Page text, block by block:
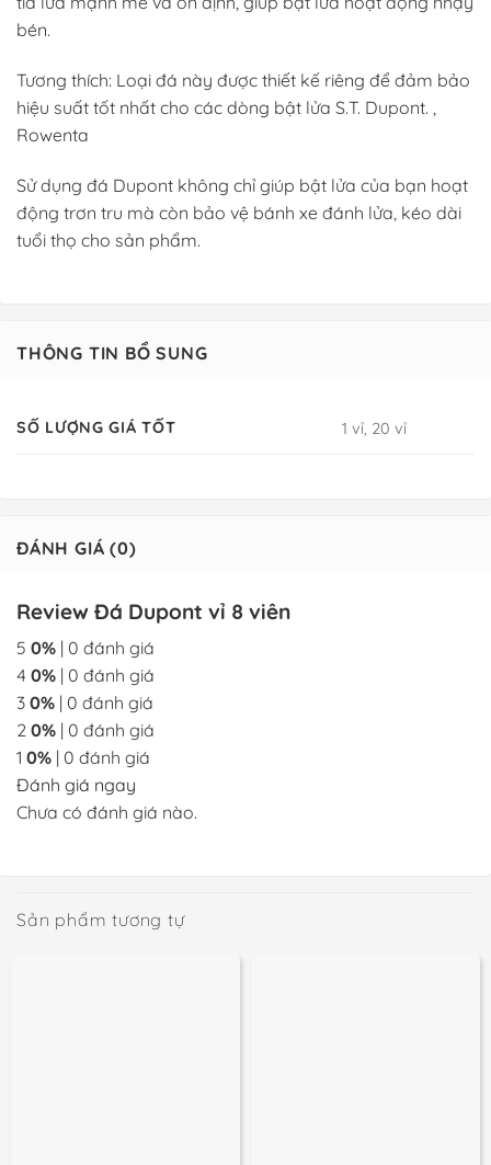
bén.
Tương thích: Loại đá này được thiết kế riêng để đảm bảo
hiệu suất tốt nhất cho các dòng bật lửa S.T. Dupont. ,
Rowenta
Sử dụng đá Dupont không chỉ giúp bật lửa của bạn hoạt
động trơn tru mà còn bảo vệ bánh xe đánh lửa, kéo dài
tuổi thọ cho sản phẩm.
THÔNG TIN BỔ SUNG
SỐ LƯỢNG GIÁ TỐT 1 vỉ, 20 vỉ
ĐÁNH GIÁ (0)
Review Đá Dupont vỉ 8 viên
5 0% | 0 đánh giá
4 0% | 0 đánh giá
3 0% | 0 đánh giá
2 0% | 0 đánh giá
1 0% | 0 đánh giá
Đánh giá ngay
Chưa có đánh giá nào.
Sản phẩm tương tự